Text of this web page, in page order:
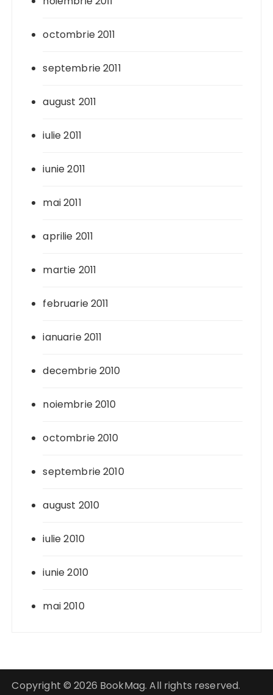
octombrie 2011
septembrie 2011
august 2011
iulie 2011
iunie 2011
mai 2011
aprilie 2011
martie 2011
februarie 2011
ianuarie 2011
decembrie 2010
noiembrie 2010
octombrie 2010
septembrie 2010
august 2010
iulie 2010
iunie 2010
mai 2010
Copyright © 2026 BookMag. All rights reserved.